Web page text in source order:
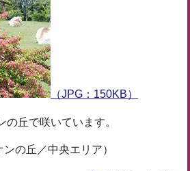
（JPG：150KB）
の丘で咲いています。
ンの丘／中央エリア）